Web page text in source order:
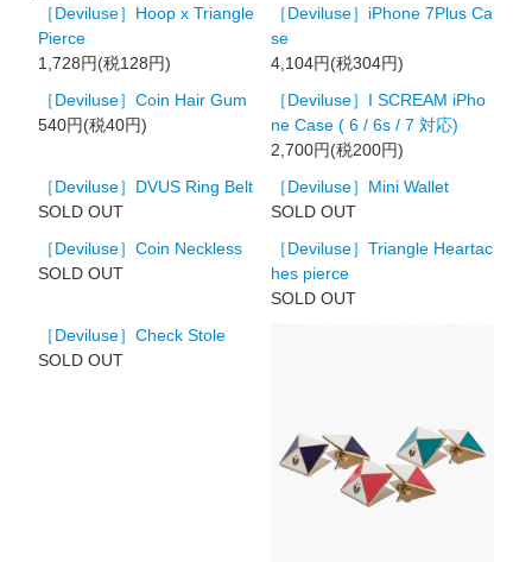
［Deviluse］Hoop x Triangle
Pierce
1,728円(税128円)
［Deviluse］iPhone 7Plus Ca
se
4,104円(税304円)
［Deviluse］Coin Hair Gum
540円(税40円)
［Deviluse］I SCREAM iPho
ne Case ( 6 / 6s / 7 対応)
2,700円(税200円)
［Deviluse］DVUS Ring Belt
SOLD OUT
［Deviluse］Mini Wallet
SOLD OUT
［Deviluse］Coin Neckless
SOLD OUT
［Deviluse］Triangle Heartac
hes pierce
SOLD OUT
［Deviluse］Check Stole
SOLD OUT